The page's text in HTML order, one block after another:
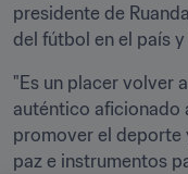
presidente de
del fútbol en el país
"Es un placer volver
auténtico
promover el deporte
paz e instrumentos